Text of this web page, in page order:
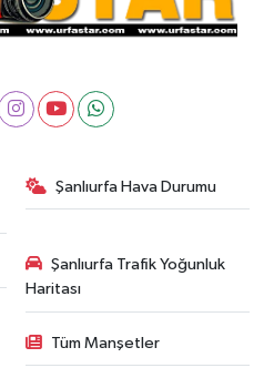
Şanlıurfa Hava Durumu
Şanlıurfa Trafik Yoğunluk
Haritası
Tüm Manşetler